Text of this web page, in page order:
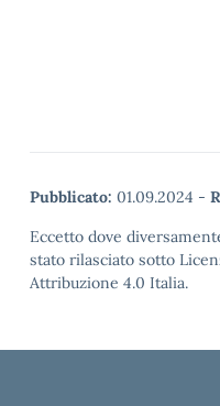
Pubblicato: 01.09.2024 -
Eccetto dove
stato rilasciato sotto
Attribuzione 4.0 Italia.